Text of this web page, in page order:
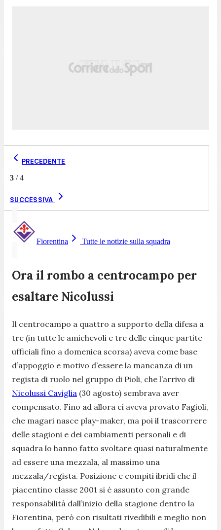
PRECEDENTE
3 /4
SUCCESSIVA
Fiorentina Tutte le notizie sulla squadra
Ora il rombo a centrocampo per
esaltare Nicolussi
Il centrocampo a quattro a supporto della difesa a
tre (in tutte le amichevoli e tre delle cinque partite
ufficiali fino a domenica scorsa) aveva come base
d’appoggio e motivo d’essere la mancanza di un
regista di ruolo nel gruppo di Pioli, che l’arrivo di
Nicolussi Caviglia (30 agosto) sembrava aver
compensato. Fino ad allora ci aveva provato Fagioli,
che magari nasce play-maker, ma poi il trascorrere
delle stagioni e dei cambiamenti personali e di
squadra lo hanno fatto svoltare quasi naturalmente
ad essere una mezzala, al massimo una
mezzala/regista. Posizione e compiti ibridi che il
piacentino classe 2001 si è assunto con grande
responsabilità dall’inizio della stagione dentro la
Fiorentina, però con risultati rivedibili e meglio non